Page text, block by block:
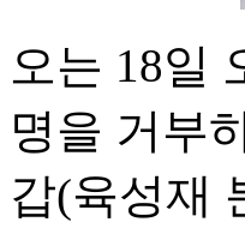
오는 18일
명을 거부
갑(육성재